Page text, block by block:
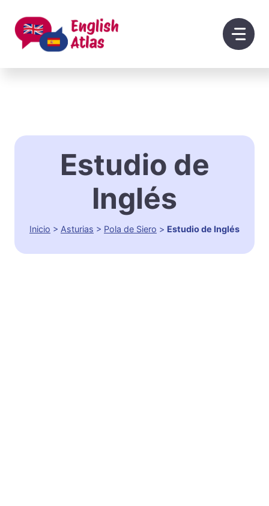
contenido
Estudio de
Inglés
Inicio > Asturias > Pola de Siero > Estudio de Inglés